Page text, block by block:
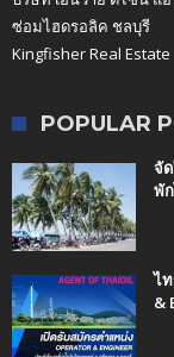
ซ่อมไฮดรอลิค ชลบุรี
Kingfisher Real Estate
POPULAR
จั
พั
ไ
&